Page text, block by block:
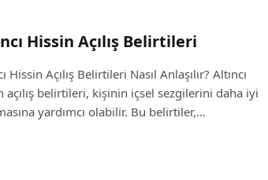
Hissin Açılış Belirtileri
Hissin Açılış Belirtileri Nasıl Anlaşılır? Altıncı
açılış belirtileri, kişinin içsel sezgilerini daha iyi
yardımcı olabilir. Bu belirtiler,…